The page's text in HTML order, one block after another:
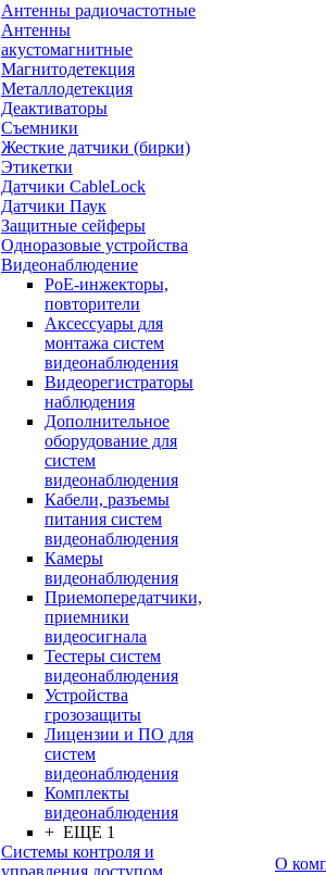
Антенны радиочастотные
Антенны
акустомагнитные
Магнитодетекция
Металлодетекция
Деактиваторы
Съемники
Жесткие датчики (бирки)
Этикетки
Датчики CableLock
Датчики Паук
Защитные сейферы
Одноразовые устройства
Видеонаблюдение
PoE-инжекторы,
повторители
Аксессуары для
монтажа систем
видеонаблюдения
Видеорегистраторы
наблюдения
Дополнительное
оборудование для
систем
видеонаблюдения
Кабели, разъемы
питания систем
видеонаблюдения
Камеры
видеонаблюдения
Приемопередатчики,
приемники
видеосигнала
Тестеры систем
видеонаблюдения
Устройства
грозозащиты
Лицензии и ПО для
систем
видеонаблюдения
Комплекты
видеонаблюдения
+ ЕЩЕ 1
Системы контроля и
управления доступом
О